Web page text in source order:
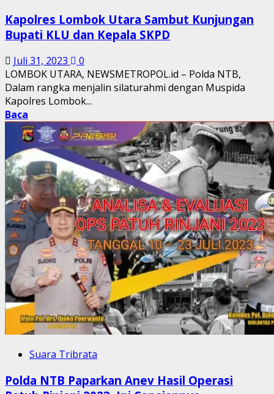
Kapolres Lombok Utara Sambut Kunjungan
Bupati KLU dan Kepala SKPD
Juli 31, 2023
0
LOMBOK UTARA, NEWSMETROPOL.id – Polda NTB,
Dalam rangka menjalin silaturahmi dengan Muspida
Kapolres Lombok...
Baca
Suara Tribrata
Polda NTB Paparkan Anev Hasil Operasi